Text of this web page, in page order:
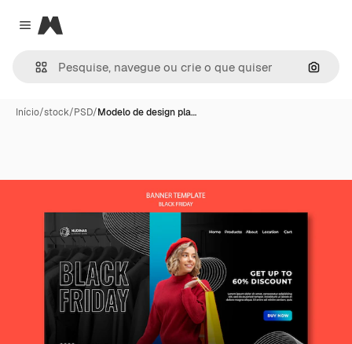
Close menu
Magnific
Início/stock/PSD/Modelo de design pla…